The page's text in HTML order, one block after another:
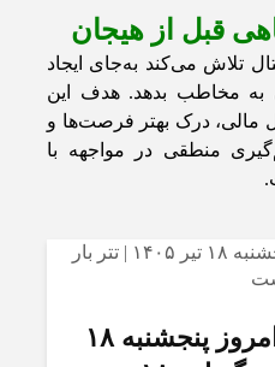
قبل از هیجان
تلاش می‌کند به‌جای ایجاد
به مخاطب بدهد. هدف این
مالی، درک بهتر فرصت‌ها و
منطقی در مواجهه با
قیمت رمزارز‌ها امروز پنجشنبه ۱۸